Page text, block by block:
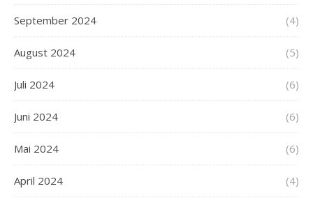
September 2024 (4)
August 2024 (5)
Juli 2024 (6)
Juni 2024 (6)
Mai 2024 (6)
April 2024 (4)